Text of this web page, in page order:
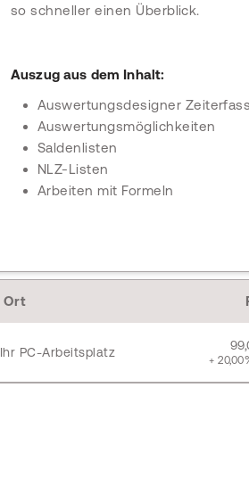
so schneller einen Überblick.
Auszug aus dem Inhalt:
Auswertungsdesigner
Auswertungsmöglichkeiten
Saldenlisten
NLZ-Listen
Arbeiten mit Formeln
Ort
Ihr PC-Arbeitsplatz
+